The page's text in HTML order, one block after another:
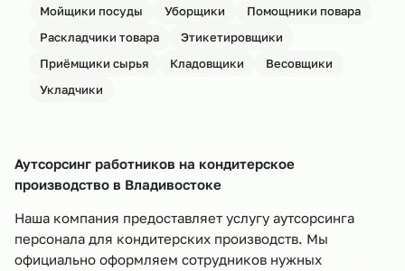
Мойщики посуды
Уборщики
Помощники повара
Раскладчики товара
Этикетировщики
Приёмщики сырья
Кладовщики
Весовщики
Укладчики
Аутсорсинг работников на кондитерское
производство в Владивостоке
Наша компания предоставляет услугу аутсорсинга
персонала для кондитерских производств. Мы
официально оформляем сотрудников нужных